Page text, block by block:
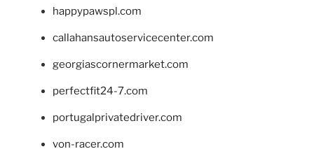
happypawspl.com
callahansautoservicecenter.com
georgiascornermarket.com
perfectfit24-7.com
portugalprivatedriver.com
von-racer.com